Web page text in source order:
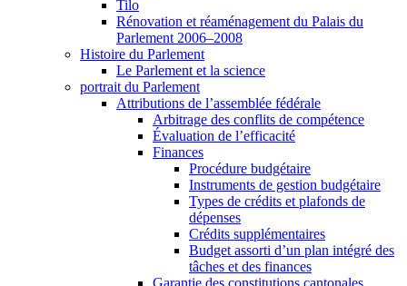
Tilo
Rénovation et réaménagement du Palais du
Parlement 2006–2008
Histoire du Parlement
Le Parlement et la science
portrait du Parlement
Attributions de l’assemblée fédérale
Arbitrage des conflits de compétence
Évaluation de l’efficacité
Finances
Procédure budgétaire
Instruments de gestion budgétaire
Types de crédits et plafonds de
dépenses
Crédits supplémentaires
Budget assorti d’un plan intégré des
tâches et des finances